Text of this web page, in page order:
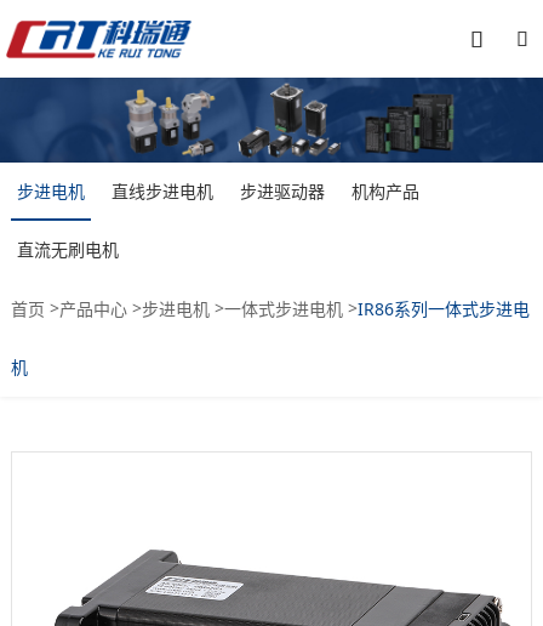


步进电机 直线步进电机 步进驱动器 机构产品
直流无刷电机
首页 >产品中心>步进电机>一体式步进电机>IR86系列一体式步进电
机